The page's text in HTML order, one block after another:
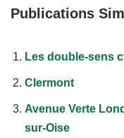
Publications
Les double-sens
Clermont
Avenue Verte
sur-Oise